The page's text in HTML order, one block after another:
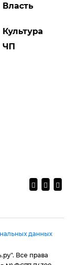
Власть
Культура
ЧП
данных
Все права